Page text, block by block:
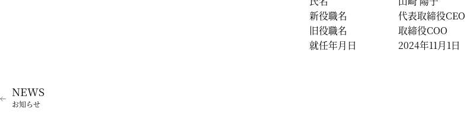
新役職名
代表取締役CEO
旧役職名
取締役COO
就任年月日
2024年11月1日
お知らせ